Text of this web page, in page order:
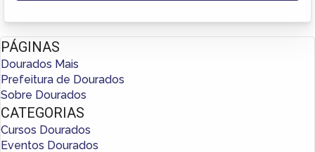
PÁGINAS
Dourados Mais
Prefeitura de Dourados
Sobre Dourados
CATEGORIAS
Cursos Dourados
Eventos Dourados